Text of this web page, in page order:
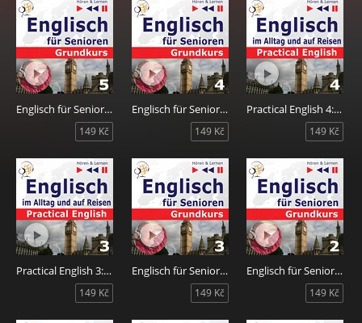
Englisch für Senioren 5: Auf Reisen
149 Kč
Englisch für Senioren 4: Freizeit
149 Kč
Practical English 4: Problemlösungen
149 Kč
Practical English 3: Sport und Gesundheit
149 Kč
Englisch für Senioren 3: Haus und Welt
149 Kč
Englisch für Senioren 2: Das tägliche Leben
149 Kč